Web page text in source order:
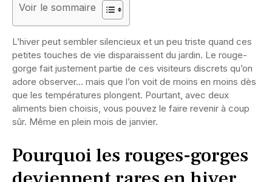
Voir le sommaire
L’hiver peut sembler silencieux et un peu triste quand ces
petites touches de vie disparaissent du jardin. Le rouge-
gorge fait justement partie de ces visiteurs discrets qu’on
adore observer… mais que l’on voit de moins en moins dès
que les températures plongent. Pourtant, avec deux
aliments bien choisis, vous pouvez le faire revenir à coup
sûr. Même en plein mois de janvier.
Pourquoi les rouges-gorges